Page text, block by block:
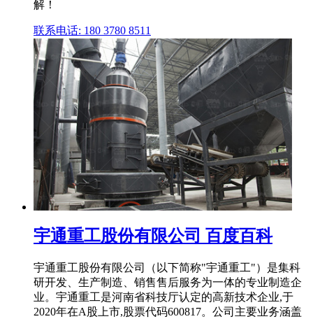
解！
联系电话: 180 3780 8511
宇通重工股份有限公司 百度百科
宇通重工股份有限公司（以下简称"宇通重工"）是集科
研开发、生产制造、销售售后服务为一体的专业制造企
业。宇通重工是河南省科技厅认定的高新技术企业,于
2020年在A股上市,股票代码600817。公司主要业务涵盖